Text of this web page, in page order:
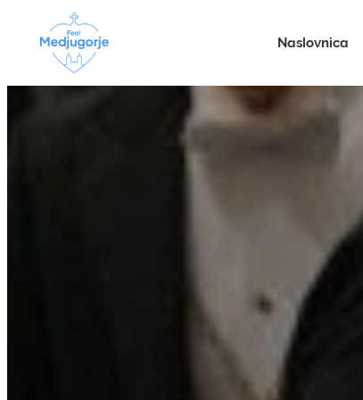
Naslovnica